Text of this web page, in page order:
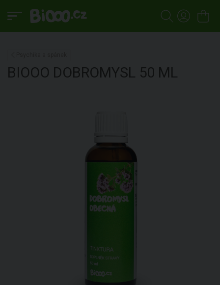
BIOOO DOBROMYSL 50 ML